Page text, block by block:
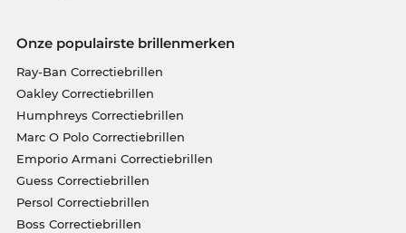
Onze populairste brillenmerken
Ray-Ban Correctiebrillen
Oakley Correctiebrillen
Humphreys Correctiebrillen
Marc O Polo Correctiebrillen
Emporio Armani Correctiebrillen
Guess Correctiebrillen
Persol Correctiebrillen
Boss Correctiebrillen